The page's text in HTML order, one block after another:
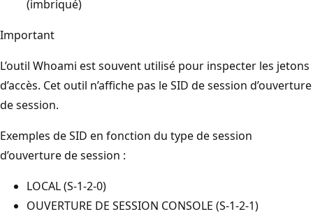
(imbriqué)
Important
L’outil Whoami est souvent utilisé pour inspecter les jetons
d’accès. Cet outil n’affiche pas le SID de session d’ouverture
de session.
Exemples de SID en fonction du type de session
d’ouverture de session :
LOCAL (S-1-2-0)
OUVERTURE DE SESSION CONSOLE (S-1-2-1)